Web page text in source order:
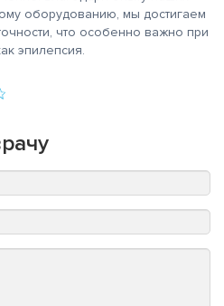
оборудованию, мы достигаем
что особенно важно при
эпилепсия.